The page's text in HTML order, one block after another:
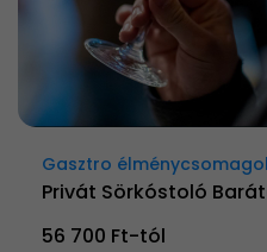
Gasztro
Privát Sörkóstoló
56 700 Ft-tól